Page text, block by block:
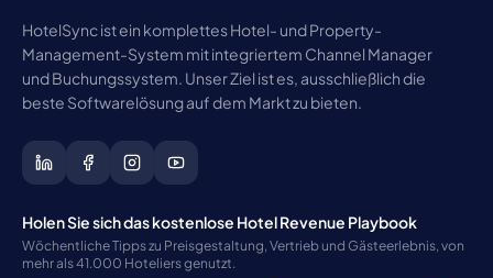
HotelSync ist ein komplettes Hotel- und Property-
Management-System mit integriertem Channel Manager
und Buchungssystem. Unser Ziel ist es, ausschließlich die
beste Softwarelösung auf dem Markt zu bieten.
Holen Sie sich das kostenlose Hotel Revenue Playbook
Wöchentliche Tipps zu Preisgestaltung, Vertrieb und Gästeerlebnis, von
mehr als 41.000 Hoteliers genutzt.